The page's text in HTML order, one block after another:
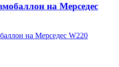
на Мерседес